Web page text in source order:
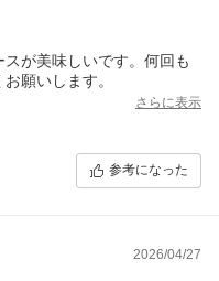
が美味しいです。何回も
願いします。
さらに表示
参考になった
2026/04/27